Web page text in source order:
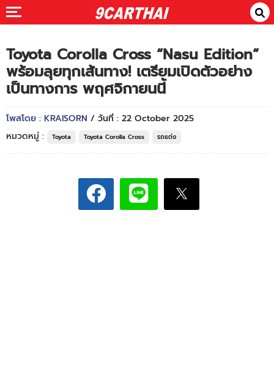
Toyota Corolla Cross “Nasu Edition”
พร้อมลุยทุกเส้นทาง! เตรียมเปิดตัวอย่าง
เป็นทางการ พฤศจิกายนนี้
โพสโดย : KRAISORN / วันที่ : 22 October 2025
หมวดหมู่ :
Toyota Toyota Corolla Cross รถแต่ง